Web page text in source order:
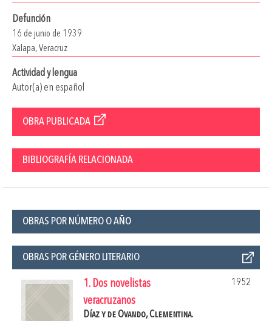
Defunción
16 de junio de 1939
Xalapa, Veracruz
Actividad y lengua
Autor(a) en español
OBRA PUBLICADA
BIBLIOGRAFÍA RELACIONADA
OBRAS POR NÚMERO O AÑO
OBRAS POR GÉNERO LITERARIO
1. Dos novelistas
veracruzanos
1952
Díaz y de Ovando, Clementina.